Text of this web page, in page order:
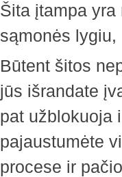
Šita įtampa
sąmonės
Būtent šitos
jūs išrandate
pat užblokuoja
pajaustumėte
procese ir